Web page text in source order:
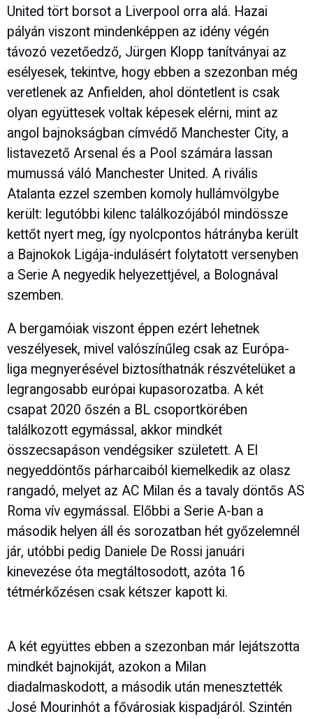
United tört borsot a Liverpool orra alá. Hazai
pályán viszont mindenképpen az idény végén
távozó vezetőedző, Jürgen Klopp tanítványai az
esélyesek, tekintve, hogy ebben a szezonban még
veretlenek az Anfielden, ahol döntetlent is csak
olyan együttesek voltak képesek elérni, mint az
angol bajnokságban címvédő Manchester City, a
listavezető Arsenal és a Pool számára lassan
mumussá váló Manchester United. A rivális
Atalanta ezzel szemben komoly hullámvölgybe
került: legutóbbi kilenc találkozójából mindössze
kettőt nyert meg, így nyolcpontos hátrányba került
a Bajnokok Ligája-indulásért folytatott versenyben
a Serie A negyedik helyezettjével, a Bolognával
szemben.
A bergamóiak viszont éppen ezért lehetnek
veszélyesek, mivel valószínűleg csak az Európa-
liga megnyerésével biztosíthatnák részvételüket a
legrangosabb európai kupasorozatba. A két
csapat 2020 őszén a BL csoportkörében
találkozott egymással, akkor mindkét
összecsapáson vendégsiker született. A El
negyeddöntős párharcaiból kiemelkedik az olasz
rangadó, melyet az AC Milan és a tavaly döntős AS
Roma vív egymással. Előbbi a Serie A-ban a
második helyen áll és sorozatban hét győzelemnél
jár, utóbbi pedig Daniele De Rossi januári
kinevezése óta megtáltosodott, azóta 16
tétmérkőzésen csak kétszer kapott ki.
A két együttes ebben a szezonban már lejátszotta
mindkét bajnokiját, azokon a Milan
diadalmaskodott, a második után menesztették
José Mourinhót a fővárosiak kispadjáról. Szintén